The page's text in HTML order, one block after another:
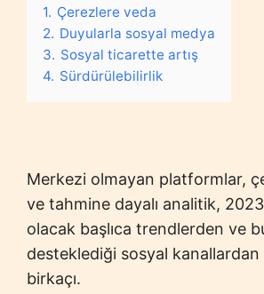
1. Çerezlere veda
2. Duyularla sosyal medya
3. Sosyal ticarette artış
4. Sürdürülebilirlik
Merkezi olmayan platformlar,
ve tahmine dayalı analitik,
olacak başlıca trendlerden ve
desteklediği sosyal kanallardan
birkaçı.